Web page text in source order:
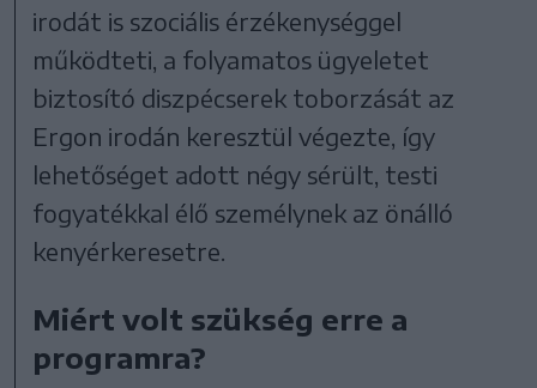
irodát is szociális érzékenységgel
működteti, a folyamatos ügyeletet
biztosító diszpécserek toborzását az
Ergon irodán keresztül végezte, így
lehetőséget adott négy sérült, testi
fogyatékkal élő személynek az önálló
kenyérkeresetre.
Miért volt szükség erre a
programra?